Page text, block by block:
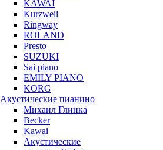
KAWAI
Kurzweil
Ringway
ROLAND
Presto
SUZUKI
Sai piano
EMILY PIANO
KORG
Акустические пианино
Михаил Глинка
Becker
Kawai
Акустические